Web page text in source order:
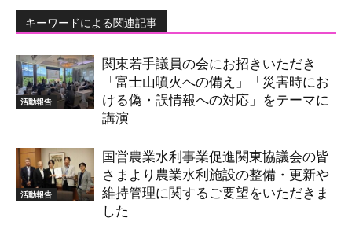
キーワードによる関連記事
活動報告
関東若手議員の会にお招きいただき
「富士山噴火への備え」「災害時にお
ける偽・誤情報への対応」をテーマに
講演
活動報告
国営農業水利事業促進関東協議会の皆
さまより農業水利施設の整備・更新や
維持管理に関するご要望をいただきま
した